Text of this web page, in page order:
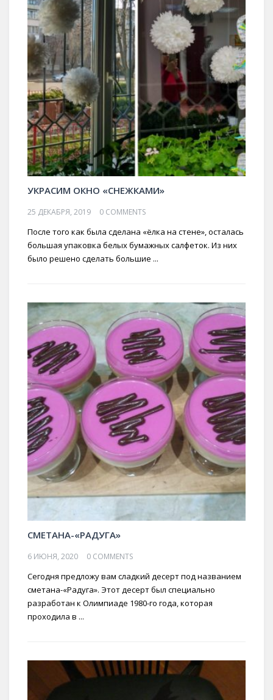
УКРАСИМ ОКНО «СНЕЖКАМИ»
25 ДЕКАБРЯ, 2019 0 COMMENTS
После того как была сделана «ёлка на стене», осталась
большая упаковка белых бумажных салфеток. Из них
было решено сделать большие ...
СМЕТАНА-«РАДУГА»
6 ИЮНЯ, 2020 0 COMMENTS
Сегодня предложу вам сладкий десерт под названием
сметана-«Радуга». Этот десерт был специально
разработан к Олимпиаде 1980-го года, которая
проходила в ...